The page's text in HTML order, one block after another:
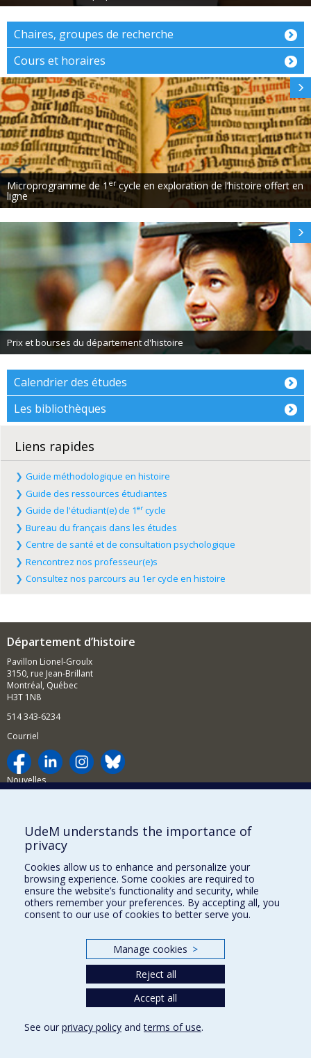
Chaires, groupes de recherche
Cours et horaires
Microprogramme de 1ercycle en exploration de l’histoire offert en
ligne
Prix et bourses du département d'histoire
Calendrier des études
Les bibliothèques
Liens rapides
Guide méthodologique en histoire
Guide des ressources étudiantes
Guide de l'étudiant(e) de 1er cycle
Bureau du français dans les études
Centre de santé et de consultation psychologique
Rencontrez nos professeur(e)s
Consultez nos parcours au 1er cycle en histoire
Département d’histoire
Pavillon Lionel-Groulx
3150, rue Jean-Brillant
Montréal, Québec
H3T 1N8
514 343-6234
Courriel
Nouvelles
Comment soutenir le Département?
BESOIN D'AIDE?
Plan du site
Signaler une erreur
Accessibilité
Nos départements et écoles
UdeM understands the importance of
privacy
Cookies allow us to enhance and personalize your
browsing experience. Some cookies are required to
ensure the website’s functionality and security, while
others remember your preferences. By accepting all, you
consent to our use of cookies to better serve you.
Manage cookies >
Reject all
Accept all
See our privacy policy andterms of use.